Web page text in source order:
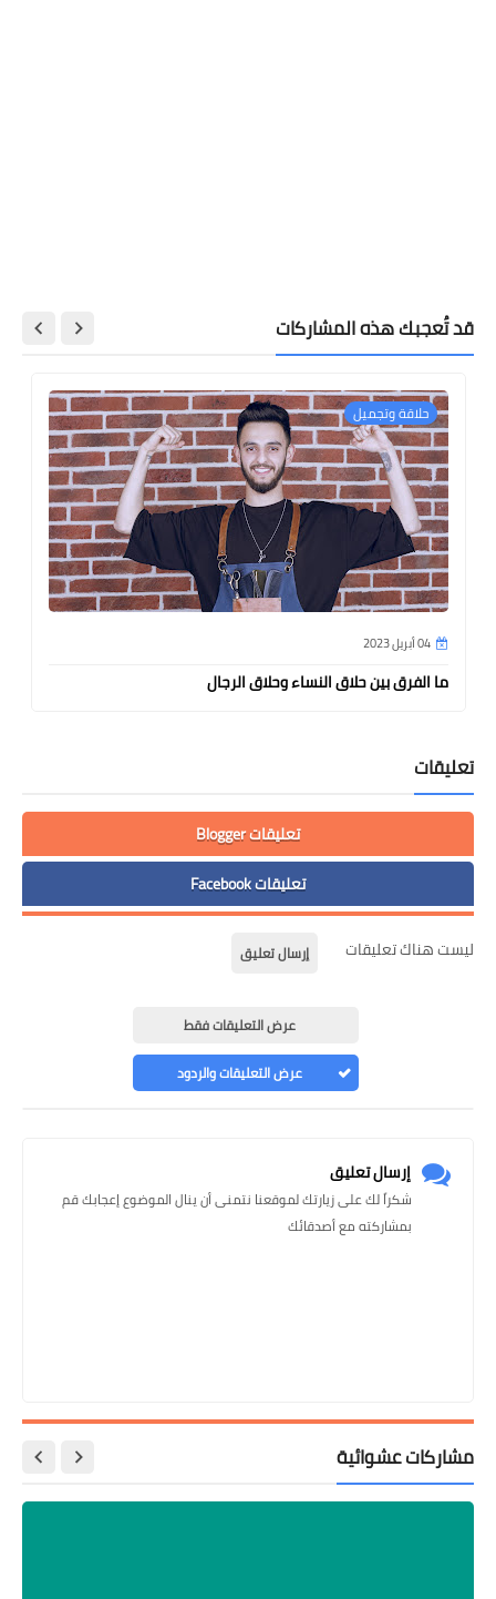
قد تُعجبك هذه المشاركات
حلاقة وتجميل
04 أبريل 2023
ما الفرق بين حلاق النساء وحلاق الرجال
تعليقات
تعليقات Blogger
تعليقات Facebook
ليست هناك تعليقات إرسال تعليق
عرض التعليقات فقط
عرض التعليقات والردود
إرسال تعليق
شكراً لك على زيارتك لموقعنا نتمنى أن ينال الموضوع إعجابك قم
بمشاركته مع أصدقائك
مشاركات عشوائية